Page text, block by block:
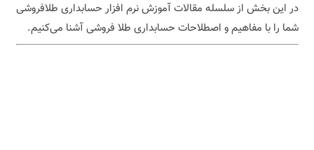
در این بخش از سلسله مقالات آموزش نرم افزار حسابداری طلافروشی
شما را با مفاهیم و اصطلاحات حسابداری طلا فروشی آشنا می‌کنیم.